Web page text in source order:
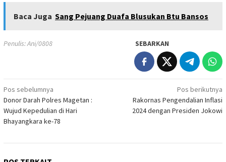
Baca Juga Sang Pejuang Duafa Blusukan Btu Bansos
Penulis: Ani/0808 SEBARKAN
Navigasi
pos
Pos sebelumnya
Donor Darah Polres Magetan :
Wujud Kepedulian di Hari
Bhayangkara ke-78
Pos berikutnya
Rakornas Pengendalian Inflasi
2024 dengan Presiden Jokowi